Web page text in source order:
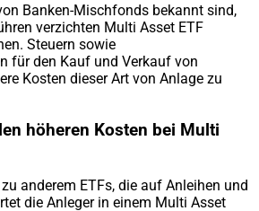
Banken-Mischfonds bekannt sind,
verzichten Multi Asset ETF
Steuern sowie
für den Kauf und Verkauf von
Kosten dieser Art von Anlage zu
höheren Kosten bei Multi
anderem ETFs, die auf Anleihen und
die Anleger in einem Multi Asset